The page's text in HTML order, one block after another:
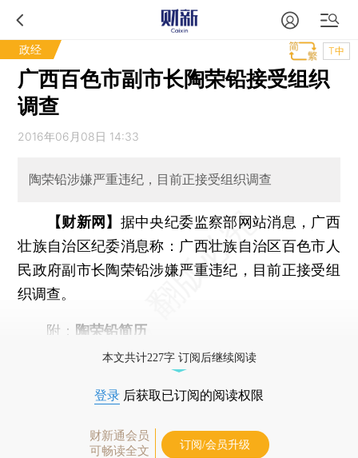
政经 T中
广西百色市副市长陶荣铅接受组织
调查
2016年06月08日 14:33
陶荣铅涉嫌严重违纪，目前正接受组织调查
【财新网】 据中央纪委监察部网站消息，广西
壮族自治区纪委消息称：广西壮族自治区百色市人
民政府副市长陶荣铅涉嫌严重违纪，目前正接受组
织调查。
附： 陶荣铅简历
本文共计227字 订阅后继续阅读
登录 后获取已订阅的阅读权限
财新通会员
可畅读全文
订阅/会员升级